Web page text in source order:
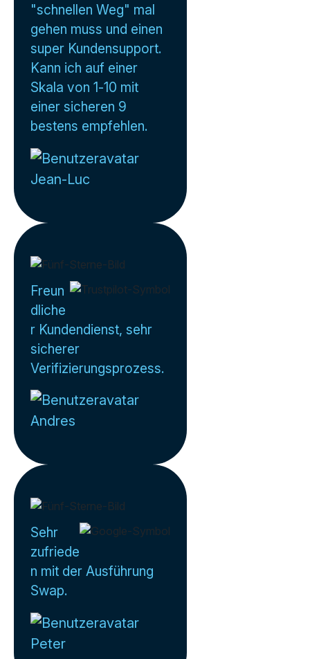
"schnellen Weg" mal
gehen muss und einen
super Kundensupport.
Kann ich auf einer
Skala von 1-10 mit
einer sicheren 9
bestens empfehlen.
Jean-Luc
Freun
dliche
r Kundendienst, sehr
sicherer
Verifizierungsprozess.
Andres
Sehr
zufriede
n mit der Ausführung
Swap.
Peter